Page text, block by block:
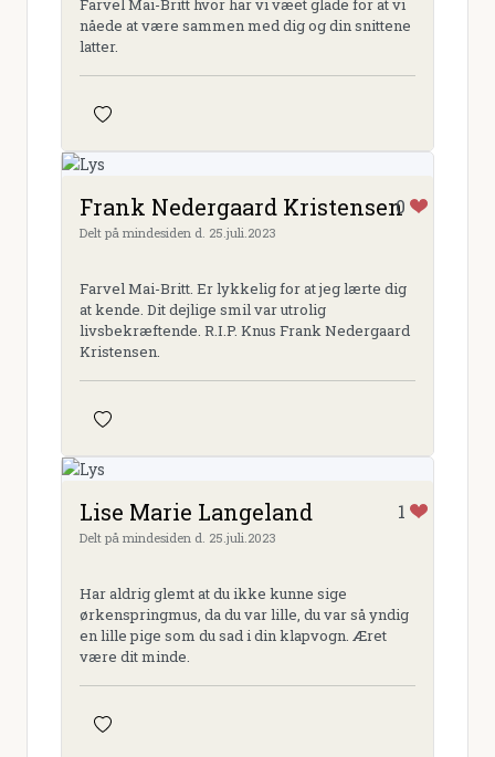
Farvel Mai-Britt hvor har vi væet glade for at vi
nåede at være sammen med dig og din snittene
latter.
Frank Nedergaard Kristensen
0
Delt på mindesiden d. 25.juli.2023
Farvel Mai-Britt. Er lykkelig for at jeg lærte dig
at kende. Dit dejlige smil var utrolig
livsbekræftende. R.I.P. Knus Frank Nedergaard
Kristensen.
Lise Marie Langeland 1
Delt på mindesiden d. 25.juli.2023
Har aldrig glemt at du ikke kunne sige
ørkenspringmus, da du var lille, du var så yndig
en lille pige som du sad i din klapvogn. Æret
være dit minde.